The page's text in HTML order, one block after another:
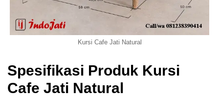
Kursi Cafe Jati Natural
Spesifikasi Produk Kursi
Cafe Jati Natural